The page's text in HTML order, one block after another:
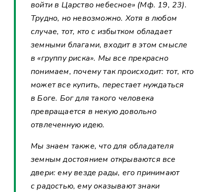
войти в Царство небесное» (Мф. 19, 23).
Трудно, но невозможно. Хотя в любом
случае, тот, кто с избытком обладает
земными благами, входит в этом смысле
в «группу риска». Мы все прекрасно
понимаем, почему так происходит: тот, кто
может все купить, перестает нуждаться
в Боге. Бог для такого человека
превращается в некую довольно
отвлеченную идею.
Мы знаем также, что для обладателя
земным достоянием открываются все
двери: ему везде рады, его принимают
с радостью, ему оказывают знаки